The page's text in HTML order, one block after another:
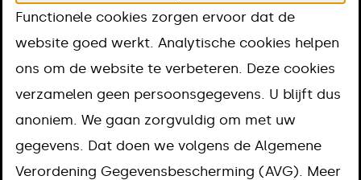
Home Oeps... deze pagina bestaat niet (meer)
Oeps... deze
pagina bestaat
niet (meer)
Functionele cookies zorgen ervoor dat de
website goed werkt. Analytische cookies helpen
ons om de website te verbeteren. Deze cookies
verzamelen geen persoonsgegevens. U blijft dus
anoniem. We gaan zorgvuldig om met uw
gegevens. Dat doen we volgens de Algemene
Verordening Gegevensbescherming (AVG). Meer